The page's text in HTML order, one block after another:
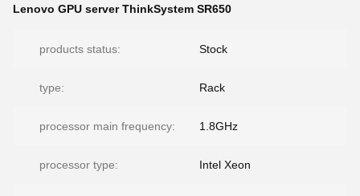
Lenovo GPU server ThinkSystem SR650
products status: Stock
type: Rack
processor main frequency: 1.8GHz
processor type: Intel Xeon